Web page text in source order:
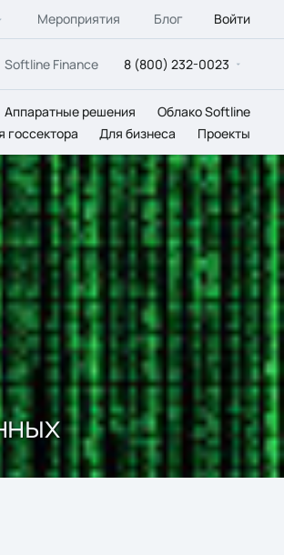
Мероприятия Блог Войти
Softline Finance 8 (800) 232-0023
Аппаратные решения
Облако Softline
госсектора Для бизнеса Проекты